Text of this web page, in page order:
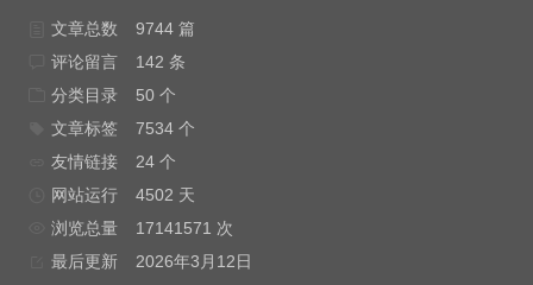
文章总数
9744 篇
评论留言
142 条
分类目录
50 个
文章标签
7534 个
友情链接
24 个
网站运行
4502 天
浏览总量
17141571 次
最后更新
2026年3月12日